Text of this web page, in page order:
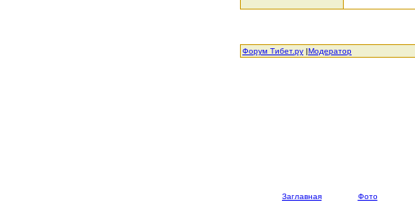
Форум Тибет.ру |Модератор
Заглавная Фото